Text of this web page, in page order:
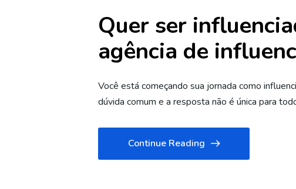
Quer ser
agência de
Você está começando sua jornada como
dúvida comum e a resposta não é única para
Continue Reading